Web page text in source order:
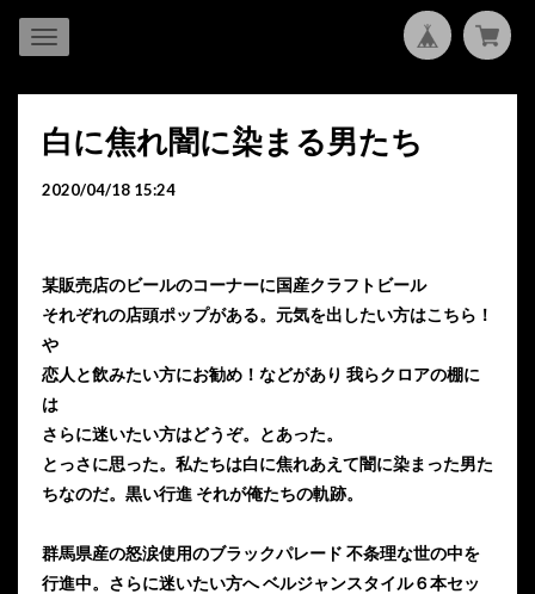
白に焦れ闇に染まる男たち
2020/04/18 15:24
某販売店のビールのコーナーに国産クラフトビール
それぞれの店頭ポップがある。元気を出したい方はこちら！
や
恋人と飲みたい方にお勧め！などがあり 我らクロアの棚に
は
さらに迷いたい方はどうぞ。とあった。
とっさに思った。私たちは白に焦れあえて闇に染まった男た
ちなのだ。 黒い行進 それが俺たちの軌跡。
群馬県産の怒涙使用のブラックパレード 不条理な世の中を
行進中。 さらに迷いたい方へ ベルジャンスタイル６本セッ